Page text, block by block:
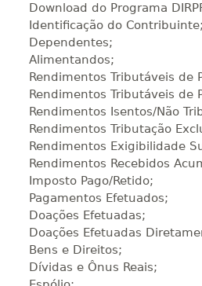
220 H 28
240 H 30dias 90
260 H 33dias
280 H 35dias 120
Download do Programa
Identificação do Contribuinte;
Dependentes;
Alimentandos;
Rendimentos Tributáveis de
Rendimentos Tributáveis de
Rendimentos Isentos/Não
Rendimentos Tributação
Rendimentos Exigibilidade
Rendimentos Recebidos
Imposto Pago/Retido;
Pagamentos Efetuados;
Doações Efetuadas;
Doações Efetuadas
Bens e Direitos;
Dívidas e Ônus Reais;